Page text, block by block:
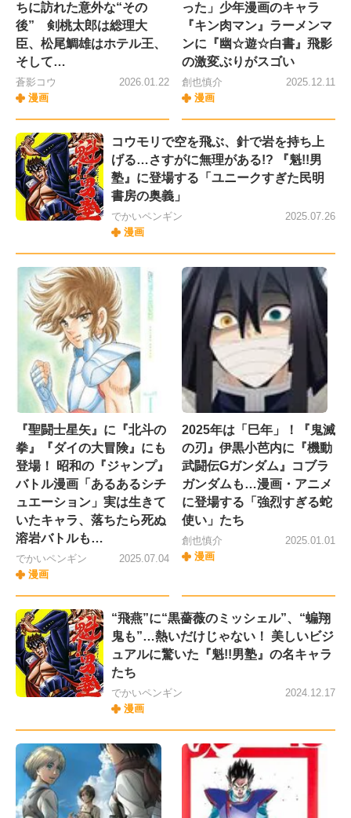
ちに訪れた意外な“その
後” 剣桃太郎は総理大
臣、松尾鯛雄はホテル王、
そして…
蒼影コウ
漫画
2026.01.22
った」少年漫画のキャラ
『キン肉マン』ラーメンマ
ンに『幽☆遊☆白書』飛影
の激変ぶりがスゴい
創也慎介
漫画
2025.12.11
コウモリで空を飛ぶ、針で岩を持ち上
げる…さすがに無理がある!? 『魁!!男
塾』に登場する「ユニークすぎた民明
書房の奥義」
でかいペンギン
漫画
2025.07.26
『聖闘士星矢』に『北斗の
拳』『ダイの大冒険』にも
登場！ 昭和の『ジャンプ』
バトル漫画「あるあるシチ
ュエーション」実は生きて
いたキャラ、落ちたら死ぬ
溶岩バトルも…
でかいペンギン
漫画
2025.07.04
2025年は「巳年」！『鬼滅
の刃』伊黒小芭内に『機動
武闘伝Gガンダム』コブラ
ガンダムも…漫画・アニメ
に登場する「強烈すぎる蛇
使い」たち
創也慎介
漫画
2025.01.01
“飛燕”に“黒薔薇のミッシェル”、“蝙翔
鬼も”…熱いだけじゃない！ 美しいビジ
ュアルに驚いた『魁!!男塾』の名キャラ
たち
でかいペンギン
漫画
2024.12.17